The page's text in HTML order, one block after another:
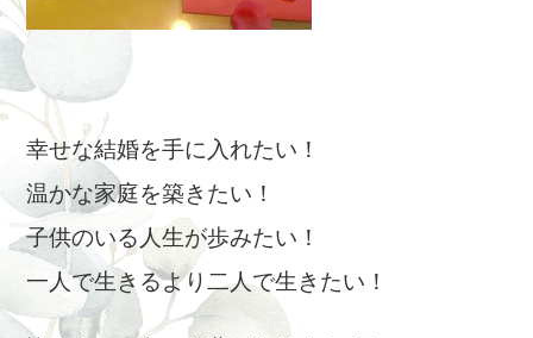
幸せな結婚を手に入れたい！
温かな家庭を築きたい！
子供のいる人生が歩みたい！
一人で生きるより二人で生きたい！